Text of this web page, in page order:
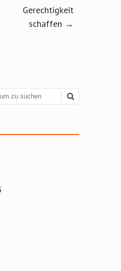
Gerechtigkeit
schaffen →